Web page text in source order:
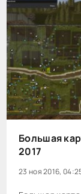
Большая
2017
23 ноя 2016,